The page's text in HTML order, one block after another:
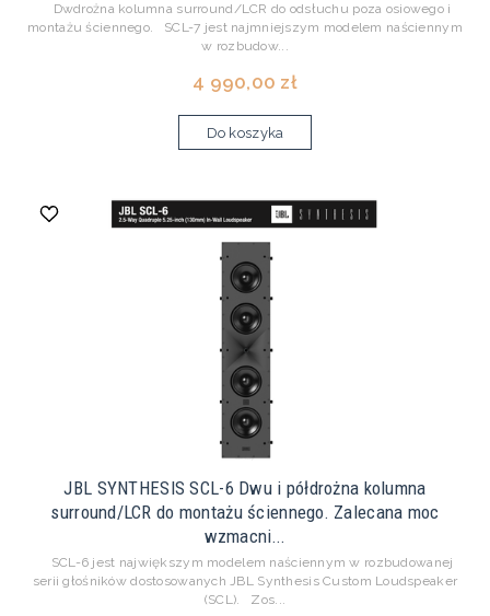
Dwdrożna kolumna surround/LCR do odsłuchu poza osiowego i
montażu ściennego. SCL-7 jest najmniejszym modelem naściennym
w rozbudow...
4 990,00 zł
Do koszyka
JBL SYNTHESIS SCL-6 Dwu i półdrożna kolumna
surround/LCR do montażu ściennego. Zalecana moc
wzmacni...
SCL-6 jest największym modelem naściennym w rozbudowanej
serii głośników dostosowanych JBL Synthesis Custom Loudspeaker
(SCL). Zos...